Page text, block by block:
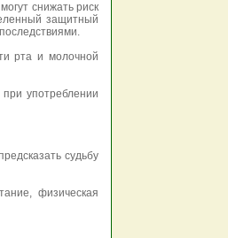
снижать риск
защитный
рта и молочной
употреблении
судьбу
физическая